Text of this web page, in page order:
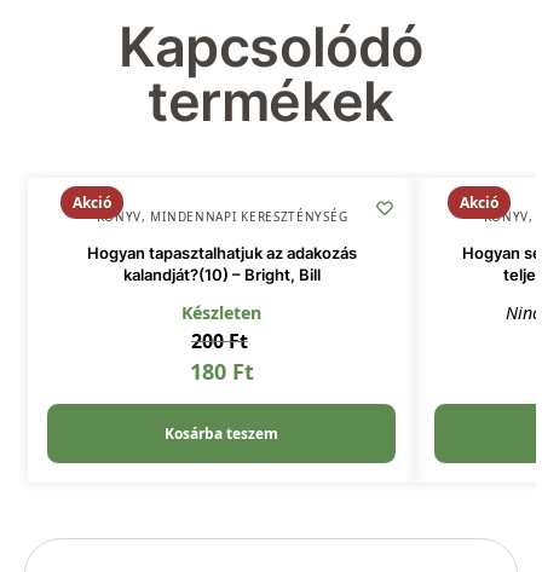
Kapcsolódó
termékek
Akció
KÖNYV, MINDENNAPI KERESZTÉNYSÉG
Hogyan tapasztalhatjuk az adakozás
kalandját?(10) – Bright, Bill
Készleten
200Ft
180 Ft
Kosárba teszem
Akció
KÖNYV,
Hogyan